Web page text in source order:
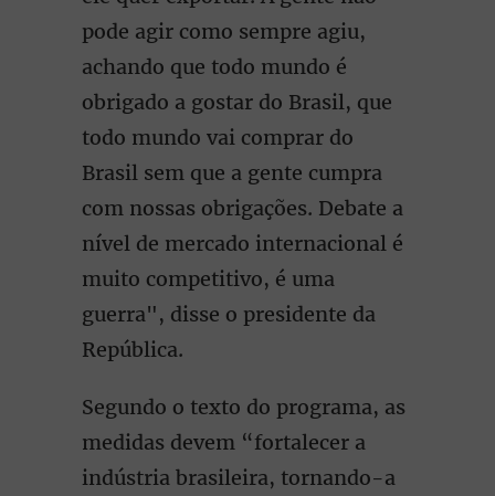
pode agir como sempre agiu,
achando que todo mundo é
obrigado a gostar do Brasil, que
todo mundo vai comprar do
Brasil sem que a gente cumpra
com nossas obrigações. Debate a
nível de mercado internacional é
muito competitivo, é uma
guerra", disse o presidente da
República.
Segundo o texto do programa, as
medidas devem “fortalecer a
indústria brasileira, tornando-a